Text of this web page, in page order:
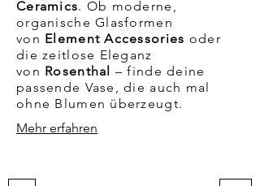
Ceramics. Ob moderne,
organische Glasformen
von Element Accessories oder
die zeitlose Eleganz
von Rosenthal – finde deine
passende Vase, die auch mal
ohne Blumen überzeugt.
Mehr erfahren